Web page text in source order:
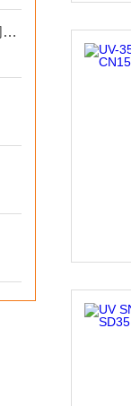
一文与您分享USHIO照度计的常见问题相应解决方法